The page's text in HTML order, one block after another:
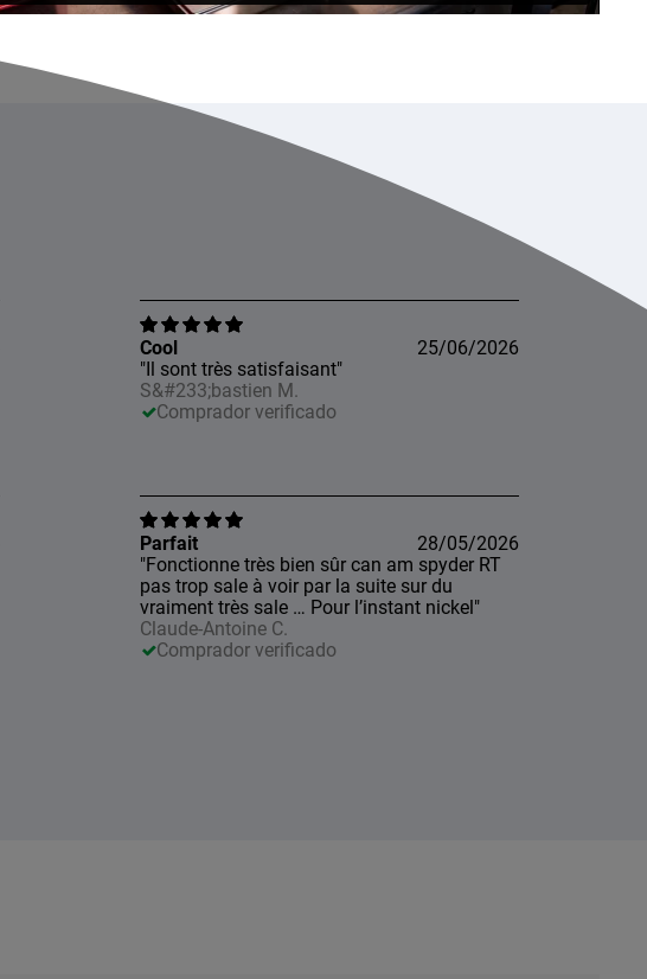
Cool
25/06/2026
"Il sont très satisfaisant"
S&#233;bastien M.
Comprador verificado
Parfait
28/05/2026
"Fonctionne très bien sûr can am spyder RT
pas trop sale à voir par la suite sur du
vraiment très sale … Pour l’instant nickel"
Claude-Antoine C.
Comprador verificado